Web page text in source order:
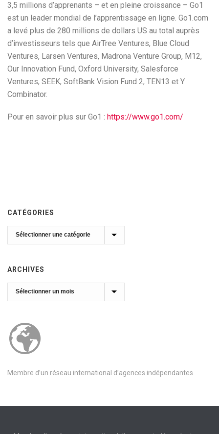
3,5 millions d’apprenants – et en pleine croissance – Go1
est un leader mondial de l’apprentissage en ligne. Go1.com
a levé plus de 280 millions de dollars US au total auprès
d’investisseurs tels que AirTree Ventures, Blue Cloud
Ventures, Larsen Ventures, Madrona Venture Group, M12,
Our Innovation Fund, Oxford University, Salesforce
Ventures, SEEK, SoftBank Vision Fund 2, TEN13 et Y
Combinator.
Pour en savoir plus sur Go1 : https://www.go1.com/
CATÉGORIES
Catégories
ARCHIVES
Archives
Membre d’un réseau international d’agences indépendantes